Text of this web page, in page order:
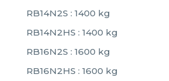
RB14N2S : 1400 kg
RB14N2HS : 1400 kg
RB16N2S : 1600 kg
RB16N2HS : 1600 kg